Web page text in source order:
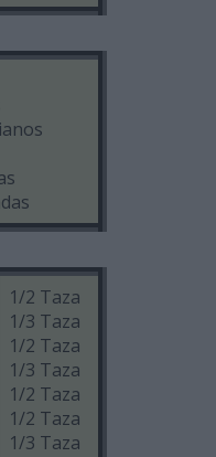
1/2 Taza
1/3 Taza
1/2 Taza
1/3 Taza
1/2 Taza
1/2 Taza
1/3 Taza